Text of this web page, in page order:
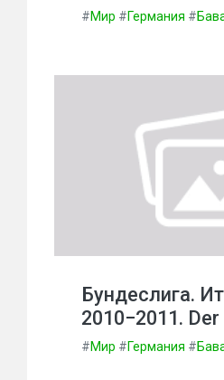
#Мир #Германия #
Бундеслига.
2010−2011.
#Мир #Германия #